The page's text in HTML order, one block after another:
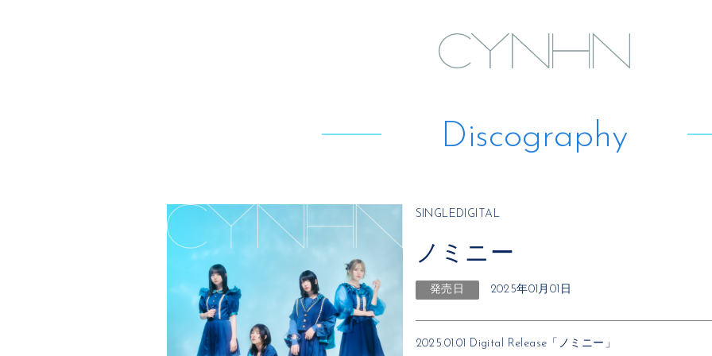
Discography
SINGLEDIGITAL
ノミニー
発売日 2025年01月01日
2025.01.01 Digital Release「ノミニー」